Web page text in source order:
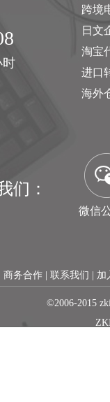
时
跨境
日文
淘宝
进口
海外
们：
微信
商务合作 | 联系我们 |
©2006-2015